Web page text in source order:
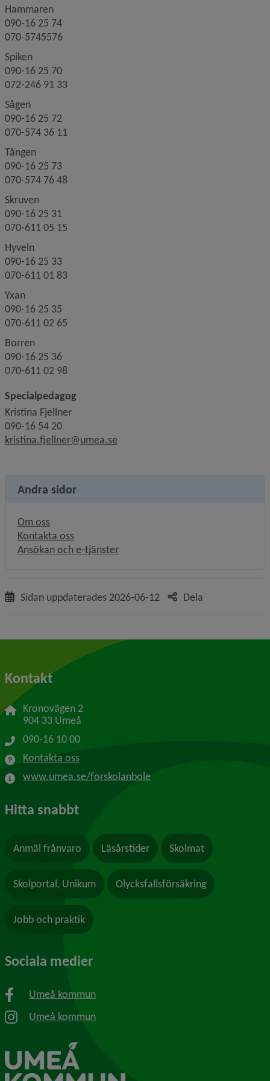
Hammaren
090-16 25 74
070-5745576
Spiken
090-16 25 70
072-246 91 33
Sågen
090-16 25 72
070-574 36 11
Tången
090-16 25 73
070-574 76 48
Skruven
090-16 25 31
070-611 05 15
Hyveln
090-16 25 33
070-611 01 83
Yxan
090-16 25 35
070-611 02 65
Borren
090-16 25 36
070-611 02 98
Specialpedagog
Kristina Fjellner
090-16 54 20
kristina.fjellner@umea.se
Andra sidor
Om oss
Kontakta oss
Ansökan och e-tjänster
Sidan uppdaterades 2026-06-12 Dela
Kontakt
Kronovägen 2
904 33 Umeå
090-16 10 00
Kontakta oss
www.umea.se/forskolanbole
Hitta snabbt
Anmäl frånvaro Läsårstider Skolmat
Skolportal, Unikum Olycksfallsförsäkring
Jobb och praktik
Sociala medier
Umeå kommun
Umeå kommun